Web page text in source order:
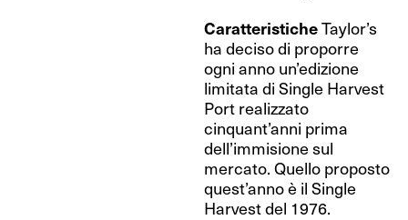
CaratteristicheTaylor’s
ha deciso di proporre
ogni anno un’edizione
limitata di Single Harvest
Port realizzato
cinquant’anni prima
dell’immisione sul
mercato. Quello proposto
quest’anno è il Single
Harvest del 1976.